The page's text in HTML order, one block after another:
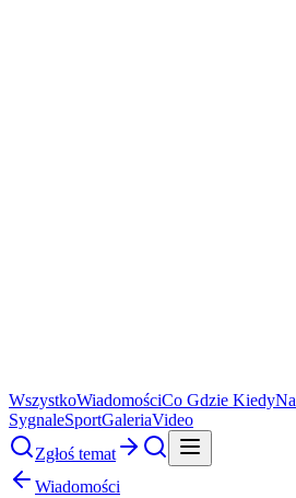
WszystkoWiadomościCo Gdzie KiedyNa
SygnaleSportGaleriaVideo
Zgłoś temat
Wiadomości